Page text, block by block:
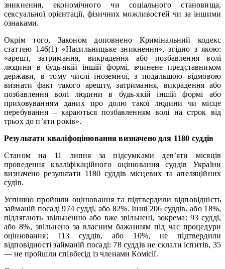
зникнення, економічного чи соціального становища,
сексуальної орієнтації, фізичних можливостей чи за іншими
ознаками.
Окрім того, Законом доповнено Кримінальний кодекс
статтею 146(1) «Насильницьке зникнення», згідно з якою:
«арешт, затримання, викрадення або позбавлення волі
людини в будь-якій іншій формі, вчинене представником
держави, в тому числі іноземної, з подальшою відмовою
визнати факт такого арешту, затримання, викрадення або
позбавлення волі людини в будь-якій іншій формі або
приховуванням даних про долю такої людини чи місце
перебування – караються позбавленням волі на строк від
трьох до п’яти років».
Результати кваліфоцінювання визначено для 1180 суддів
Станом на 11 липня за підсумками дев’яти місяців
проведення кваліфікаційного оцінювання суддів України
визначено результати 1180 суддів місцевих та апеляційних
судів.
Успішно пройшли оцінювання та підтвердили відповідність
займаній посаді 974 судді, або 82%. Інші 206 суддів, або 18%,
підлягають звільненню або вже звільнені, зокрема: 93 судді,
або 8%, звільнено за власним бажанням під час процедури
оцінювання; 113 суддів, або 10%, не підтвердили
відповідності займаній посаді: 78 суддів не склали іспитів, 35
— не пройшли співбесід із членами Комісії.